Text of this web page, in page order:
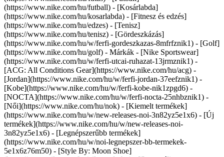
(https://www.nike.com/hu/futball) - [Kosárlabda]
(https://www.nike.com/hu/kosarlabda) - [Fitnesz és edzés]
(https://www.nike.com/hu/edzes) - [Tenisz]
(https://www.nike.com/hu/tenisz) - [Gördeszkázás]
(https://www.nike.com/hu/w/ferfi-gordeszkazas-8mfrfznik1) - [Golf]
(https://www.nike.com/hu/golf) - Márkák - [Nike Sportswear]
(https://www.nike.com/hu/w/ferfi-utcai-ruhazat-13jrmznik1) -
[ACG: All Conditions Gear](https://www.nike.com/hu/acg) -
[Jordan](https://www.nike.com/hu/w/ferfi-jordan-37eefznik1) -
[Kobe](https://www.nike.com/hu/w/ferfi-kobe-nik1zpgd6) -
[NOCTA](https://www.nike.com/hu/w/ferfi-nocta-25nhbznik1) -
[Női](https://www.nike.com/hu/nok) - [Kiemelt termékek]
(https://www.nike.com/hu/w/new-releases-noi-3n82yz5e1x6) - [Új
termékek](https://www.nike.com/hu/w/new-releases-noi-
3n82yz5e1x6) - [Legnépszerűbb termékek]
(https://www.nike.com/hu/w/noi-legnepszer-bb-termekek-
5e1x6z76m50) - [Style By: Moon Shoe]